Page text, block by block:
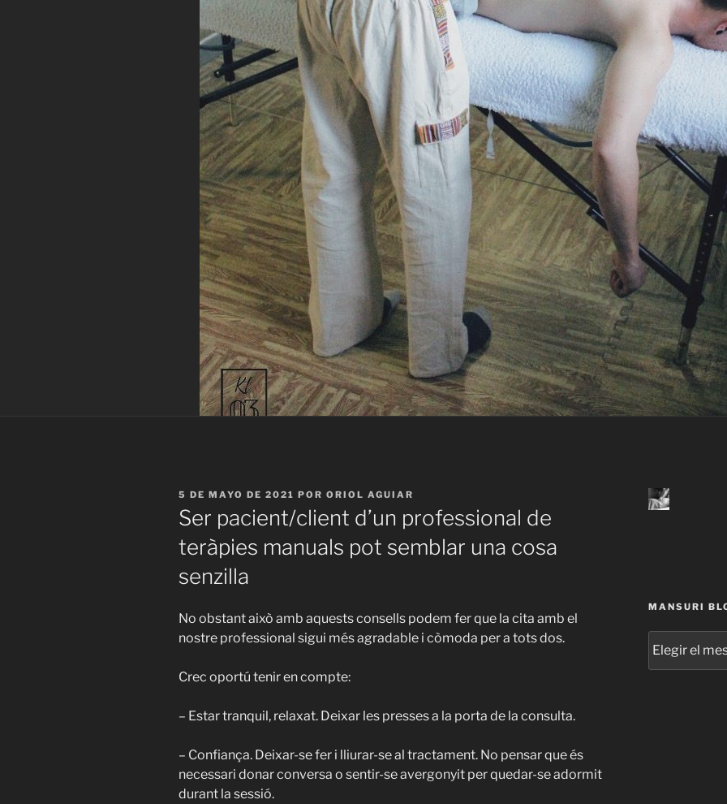
PUBLICADO
EL
5 DE MAYO DE 2021 POR ORIOL AGUIAR
Ser pacient/client d’un professional de
teràpies manuals pot semblar una cosa
senzilla
No obstant això amb aquests consells podem fer que la cita amb el
nostre professional sigui més agradable i còmoda per a tots dos. ⁣⁣⁣⁣
Crec oportú tenir en compte: ⁣⁣⁣⁣
– Estar tranquil, relaxat. Deixar les presses a la porta de la consulta. ⁣⁣⁣⁣
– Confiança. Deixar-se fer i lliurar-se al tractament. No pensar que és
necessari donar conversa o sentir-se avergonyit per quedar-se adormit
durant la sessió. ⁣⁣⁣⁣
MANSURI
BLOG